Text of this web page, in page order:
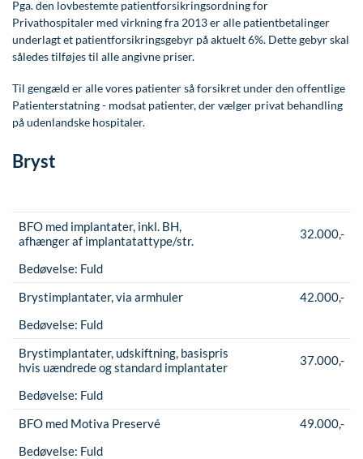
Lunge-astma-allergi
Mave-tarm kirurgi
Neurologi (hjerne-nervesygdomme)
Svedproblemer
Søvn
Thoraxkirurgi (slipping rib)
Ultralydsscanning
Urologi (Urinvejssygdomme)
Modelopskrivning
Plasmaprodukter i æstetisk, kosmetisk og anti-
aging medicin
Prisliste
Skriv dig op
Udskrivelse
Kontakt os & Find vej
Kvalitet og patienttilfredshed
Parkering og opladning på AROS Privathospital
Sengestuer
Standardbetingelser for privatbetalte
Vores mål
Pga. den lovbestemte patientforsikringsordning for
Privathospitaler med virkning fra 2013 er alle patientbetalinger
underlagt et patientforsikringsgebyr på aktuelt 6%. Dette gebyr skal
således tilføjes til alle angivne priser.
Til gengæld er alle vores patienter så forsikret under den offentlige
Patienterstatning - modsat patienter, der vælger privat behandling
på udenlandske hospitaler.
Bryst
BFO med implantater, inkl. BH,
afhænger af implantatattype/str.
32.000,-
Bedøvelse: Fuld
Brystimplantater, via armhuler
42.000,-
Bedøvelse: Fuld
Brystimplantater, udskiftning, basispris
hvis uændrede og standard implantater
37.000,-
Bedøvelse: Fuld
BFO med Motiva Preservé
49.000,-
Bedøvelse: Fuld